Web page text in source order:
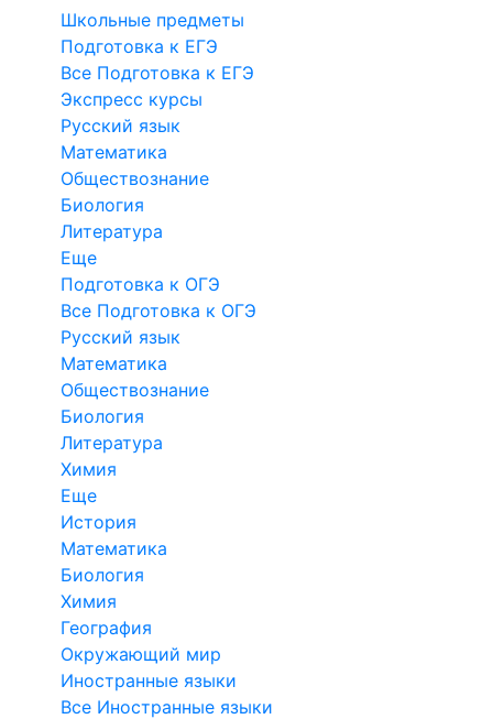
Школьные предметы
Подготовка к ЕГЭ
Все Подготовка к ЕГЭ
Экспресс курсы
Русский язык
Математика
Обществознание
Биология
Литература
Еще
Подготовка к ОГЭ
Все Подготовка к ОГЭ
Русский язык
Математика
Обществознание
Биология
Литература
Химия
Еще
История
Математика
Биология
Химия
География
Окружающий мир
Иностранные языки
Все Иностранные языки